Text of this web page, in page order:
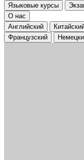
Языковые курсы
О нас
Английский
Французский